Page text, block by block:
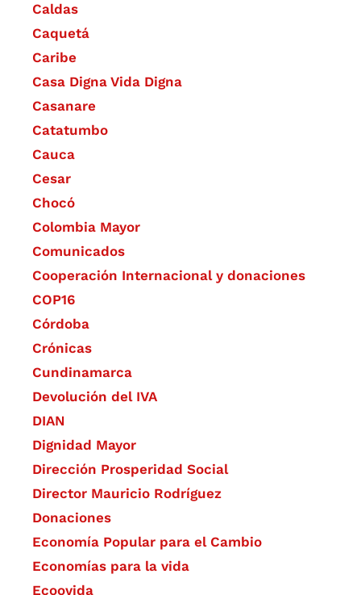
Caldas
Caquetá
Caribe
Casa Digna Vida Digna
Casanare
Catatumbo
Cauca
Cesar
Chocó
Colombia Mayor
Comunicados
Cooperación Internacional y donaciones
COP16
Córdoba
Crónicas
Cundinamarca
Devolución del IVA
DIAN
Dignidad Mayor
Dirección Prosperidad Social
Director Mauricio Rodríguez
Donaciones
Economía Popular para el Cambio
Economías para la vida
Ecoovida